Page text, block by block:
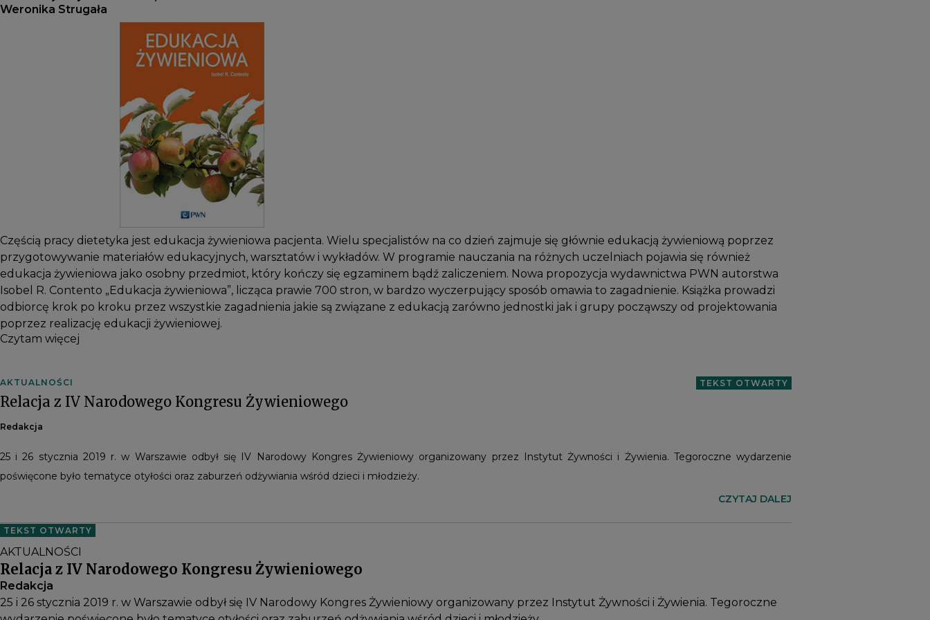
Weronika Strugała
Częścią pracy dietetyka jest edukacja żywieniowa pacjenta. Wielu specjalistów na co dzień zajmuje się głównie edukacją żywieniową poprzez
przygotowywanie materiałów edukacyjnych, warsztatów i wykładów. W programie nauczania na różnych uczelniach pojawia się również
edukacja żywieniowa jako osobny przedmiot, który kończy się egzaminem bądź zaliczeniem. Nowa propozycja wydawnictwa PWN autorstwa
Isobel R. Contento „Edukacja żywieniowa”, licząca prawie 700 stron, w bardzo wyczerpujący sposób omawia to zagadnienie. Książka prowadzi
odbiorcę krok po kroku przez wszystkie zagadnienia jakie są związane z edukacją zarówno jednostki jak i grupy począwszy od projektowania
poprzez realizację edukacji żywieniowej.
Czytam więcej
AKTUALNOŚCI TEKST OTWARTY
Relacja z IV Narodowego Kongresu Żywieniowego
Redakcja
25 i 26 stycznia 2019 r. w Warszawie odbył się IV Narodowy Kongres Żywieniowy organizowany przez Instytut Żywności i Żywienia. Tegoroczne wydarzenie
poświęcone było tematyce otyłości oraz zaburzeń odżywiania wśród dzieci i młodzieży.
CZYTAJ DALEJ
TEKST OTWARTY
AKTUALNOŚCI
Relacja z IV Narodowego Kongresu Żywieniowego
Redakcja
25 i 26 stycznia 2019 r. w Warszawie odbył się IV Narodowy Kongres Żywieniowy organizowany przez Instytut Żywności i Żywienia. Tegoroczne